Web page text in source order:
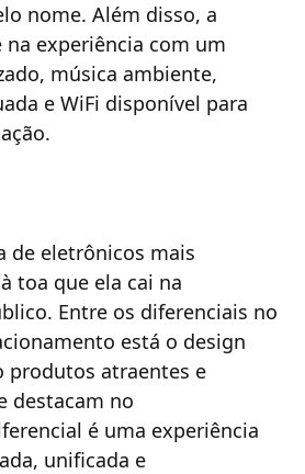
nome. Além disso, a
na experiência com um
música ambiente,
e WiFi disponível para
de eletrônicos mais
toa que ela cai na
Entre os diferenciais no
está ​o design
produtos atraentes e
destacam no
é uma experiência
unificada e